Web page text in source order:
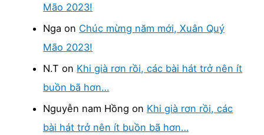
Mão 2023!
Nga on Chúc mừng năm mới, Xuân Quý
Mão 2023!
N.T on Khi già rơn rồi, các bài hát trở nên ít
buồn bã hơn…
Nguyễn nam Hồng on Khi già rơn rồi, các
bài hát trở nên ít buồn bã hơn…